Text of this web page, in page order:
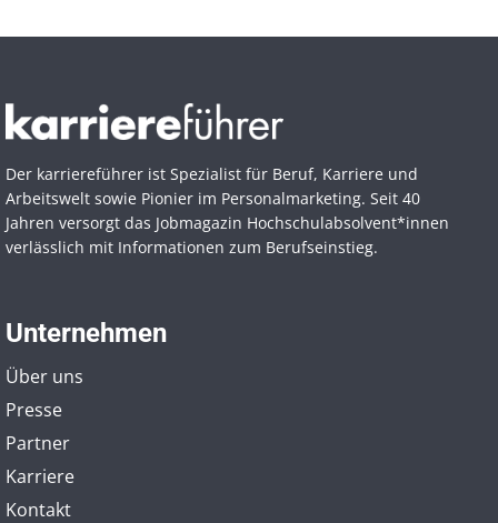
Der karriereführer ist Spezialist für Beruf, Karriere und
Arbeitswelt sowie Pionier im Personal­marketing. Seit 40
Jahren versorgt das Jobmagazin Hochschul­absolvent*innen
verlässlich mit Informationen zum Berufseinstieg.
Unternehmen
Über uns
Presse
Partner
Karriere
Kontakt